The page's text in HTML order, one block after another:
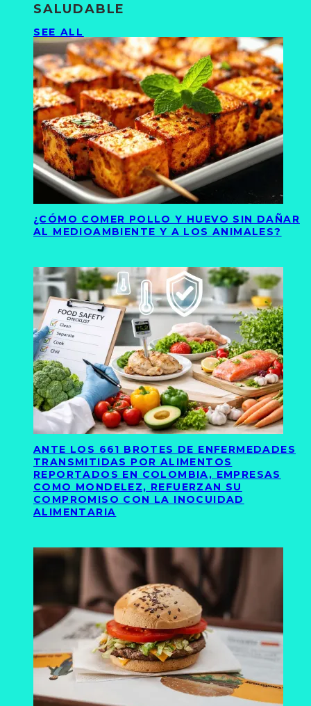
SALUDABLE
SEE ALL
¿CÓMO COMER POLLO Y HUEVO SIN DAÑAR
AL MEDIOAMBIENTE Y A LOS ANIMALES?
ANTE LOS 661 BROTES DE ENFERMEDADES
TRANSMITIDAS POR ALIMENTOS
REPORTADOS EN COLOMBIA, EMPRESAS
COMO MONDELEZ, REFUERZAN SU
COMPROMISO CON LA INOCUIDAD
ALIMENTARIA